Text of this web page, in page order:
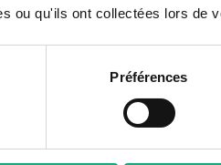
ou qu'ils ont collectées lors de
Préférences